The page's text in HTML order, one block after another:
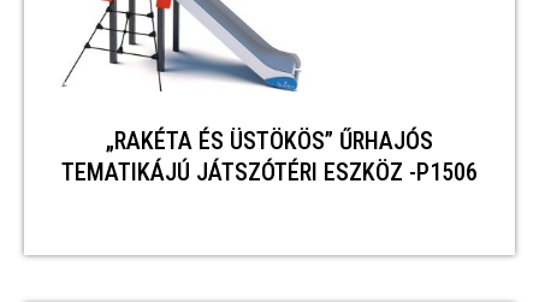
„RAKÉTA ÉS ÜSTÖKÖS” ŰRHAJÓS
TEMATIKÁJÚ JÁTSZÓTÉRI ESZKÖZ -P1506